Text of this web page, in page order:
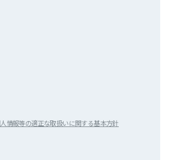
情報等の適正な取扱いに関する基本方針